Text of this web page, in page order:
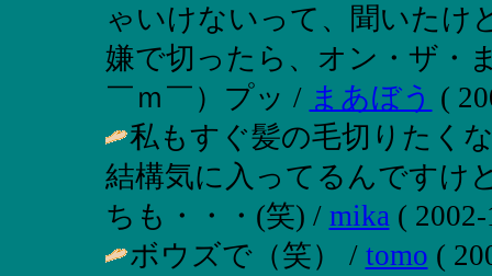
ゃいけないって、聞いたけ
嫌で切ったら、オン・ザ・
￣ｍ￣）プッ / まあぼう (
私もすぐ髪の毛切りたく
結構気に入ってるんですけ
ちも・・・(笑) / mika (
ボウズで（笑） / tomo (